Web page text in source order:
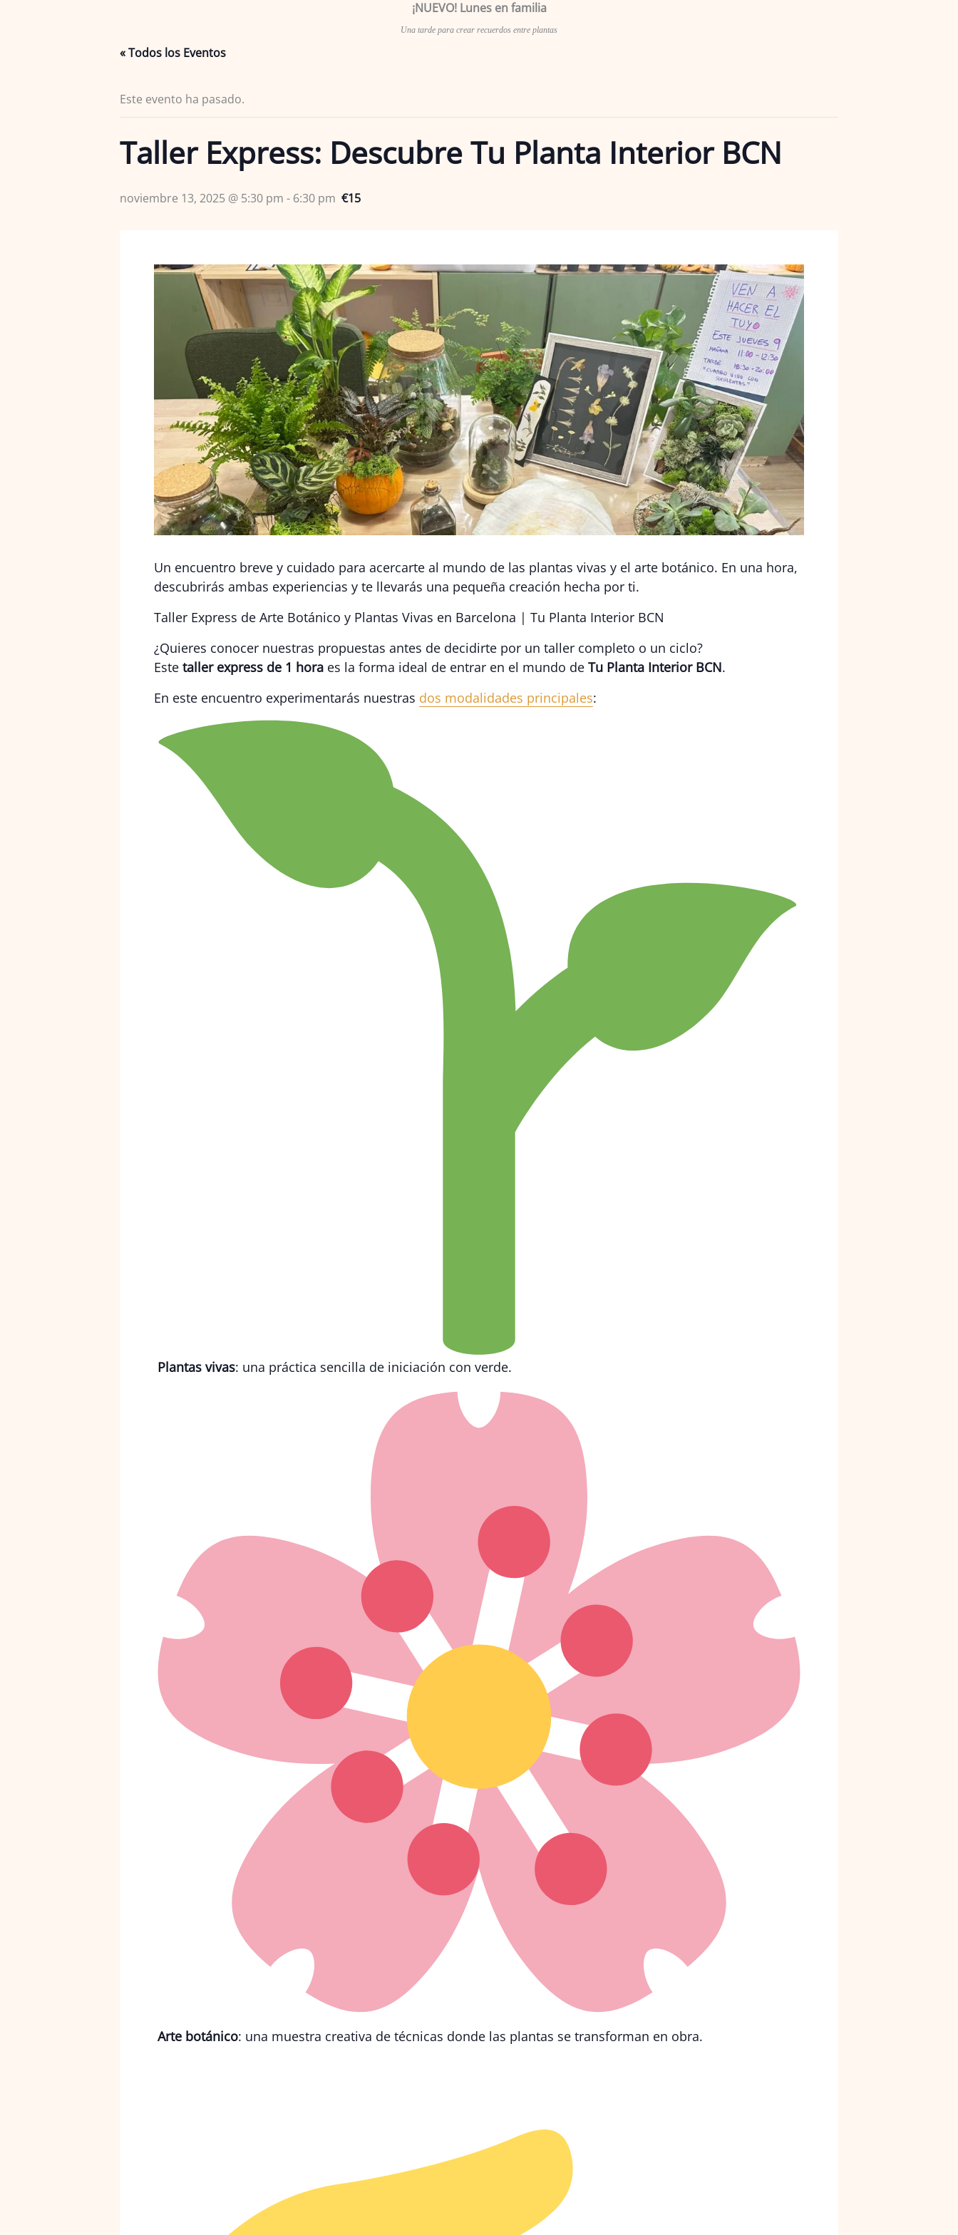
¡NUEVO! Lunes en familia
Una tarde para crear recuerdos entre plantas
« Todos los Eventos
Este evento ha pasado.
Taller Express: Descubre Tu Planta Interior BCN
noviembre 13, 2025 @ 5:30 pm - 6:30 pm €15
Un encuentro breve y cuidado para acercarte al mundo de las plantas vivas y el arte botánico. En una hora,
descubrirás ambas experiencias y te llevarás una pequeña creación hecha por ti.
Taller Express de Arte Botánico y Plantas Vivas en Barcelona | Tu Planta Interior BCN
¿Quieres conocer nuestras propuestas antes de decidirte por un taller completo o un ciclo?
Este taller express de 1 hora es la forma ideal de entrar en el mundo de Tu Planta Interior BCN.
En este encuentro experimentarás nuestras dos modalidades principales:
Plantas vivas: una práctica sencilla de iniciación con verde.
Arte botánico: una muestra creativa de técnicas donde las plantas se transforman en obra.